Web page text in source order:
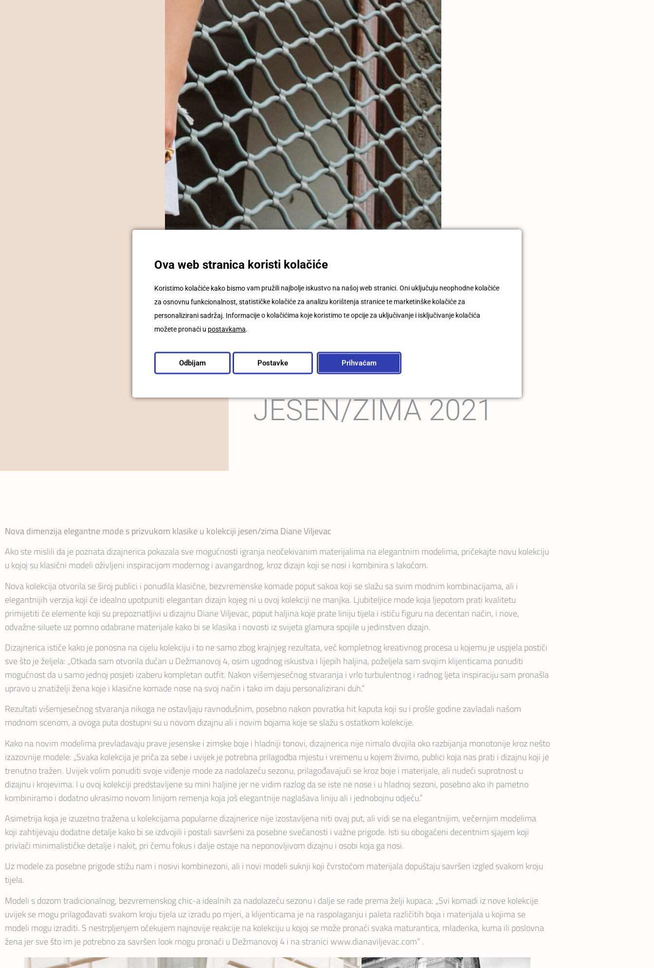
JESEN/ZIMA 2021
Nova dimenzija elegantne mode s prizvukom klasike u kolekciji jesen/zima Diane Viljevac
Ako ste mislili da je poznata dizajnerica pokazala sve mogućnosti igranja neočekivanim materijalima na elegantnim modelima, pričekajte novu kolekciju
u kojoj su klasični modeli oživljeni inspiracijom modernog i avangardnog, kroz dizajn koji se nosi i kombinira s lakoćom.
Nova kolekcija otvorila se široj publici i ponudila klasične, bezvremenske komade poput sakoa koji se slažu sa svim modnim kombinacijama, ali i
elegantnijih verzija koji će idealno upotpuniti elegantan dizajn kojeg ni u ovoj kolekciji ne manjka. Ljubiteljice mode koja ljepotom prati kvalitetu
primijetiti će elemente koji su prepoznatljivi u dizajnu Diane Viljevac, poput haljina koje prate liniju tijela i ističu figuru na decentan način, i nove,
odvažne siluete uz pomno odabrane materijale kako bi se klasika i novosti iz svijeta glamura spojile u jedinstven dizajn.
Dizajnerica ističe kako je ponosna na cijelu kolekciju i to ne samo zbog krajnjeg rezultata, već kompletnog kreativnog procesa u kojemu je uspjela postići
sve što je željela: „Otkada sam otvorila dućan u Dežmanovoj 4, osim ugodnog iskustva i lijepih haljina, poželjela sam svojim klijenticama ponuditi
mogućnost da u samo jednoj posjeti izaberu kompletan outfit. Nakon višemjesečnog stvaranja i vrlo turbulentnog i radnog ljeta inspiraciju sam pronašla
upravo u znatiželji žena koje i klasične komade nose na svoj način i tako im daju personalizirani duh.“
Rezultati višemjesečnog stvaranja nikoga ne ostavljaju ravnodušnim, posebno nakon povratka hit kaputa koji su i prošle godine zavladali našom
modnom scenom, a ovoga puta dostupni su u novom dizajnu ali i novim bojama koje se slažu s ostatkom kolekcije.
Kako na novim modelima prevladavaju prave jesenske i zimske boje i hladniji tonovi, dizajnerica nije nimalo dvojila oko razbijanja monotonije kroz nešto
izazovnije modele: „Svaka kolekcija je priča za sebe i uvijek je potrebna prilagodba mjestu i vremenu u kojem živimo, publici koja nas prati i dizajnu koji je
trenutno tražen. Uvijek volim ponuditi svoje viđenje mode za nadolazeću sezonu, prilagođavajući se kroz boje i materijale, ali nudeći suprotnost u
dizajnu i krojevima. I u ovoj kolekciji predstavljene su mini haljine jer ne vidim razlog da se iste ne nose i u hladnoj sezoni, posebno ako ih pametno
kombiniramo i dodatno ukrasimo novom linijom remenja koja još elegantnije naglašava liniju ali i jednobojnu odjeću.“
Asimetrija koja je izuzetno tražena u kolekcijama popularne dizajnerice nije izostavljena niti ovaj put, ali vidi se na elegantnijim, večernjim modelima
koji zahtijevaju dodatne detalje kako bi se izdvojili i postali savršeni za posebne svečanosti i važne prigode. Isti su obogaćeni decentnim sjajem koji
privlači minimalističke detalje i nakit, pri čemu fokus i dalje ostaje na neponovljivom dizajnu i osobi koja ga nosi.
Uz modele za posebne prigode stižu nam i nosivi kombinezoni, ali i novi modeli suknji koji čvrstoćom materijala dopuštaju savršen izgled svakom kroju
tijela.
Modeli s dozom tradicionalnog, bezvremenskog chic-a idealnih za nadolazeću sezonu i dalje se rade prema želji kupaca: „Svi komadi iz nove kolekcije
uvijek se mogu prilagođavati svakom kroju tijela uz izradu po mjeri, a klijenticama je na raspolaganju i paleta različitih boja i materijala u kojima se
modeli mogu izraditi. S nestrpljenjem očekujem najnovije reakcije na kolekciju u kojoj se može pronaći svaka maturantica, mladenka, kuma ili poslovna
žena jer sve što im je potrebno za savršen look mogu pronaći u Dežmanovoj 4 i na stranici www.dianaviljevac.com“ .
Ova web stranica koristi kolačiće
Koristimo kolačiće kako bismo vam pružili najbolje iskustvo na našoj web stranici. Oni uključuju neophodne kolačiće
za osnovnu funkcionalnost, statističke kolačiće za analizu korištenja stranice te marketinške kolačiće za
personalizirani sadržaj. Informacije o kolačićima koje koristimo te opcije za uključivanje i isključivanje kolačića
možete pronaći u postavkama.
Prihvaćam
Odbijam Postavke